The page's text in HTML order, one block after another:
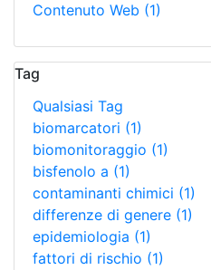
Contenuto Web (1)
Tag
Qualsiasi Tag
biomarcatori (1)
biomonitoraggio (1)
bisfenolo a (1)
contaminanti chimici (1)
differenze di genere (1)
epidemiologia (1)
fattori di rischio (1)